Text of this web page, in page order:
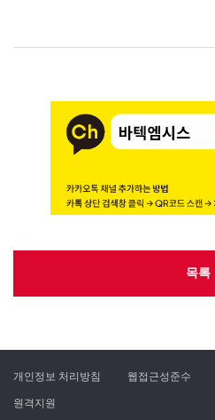
목록
개인정보 처리방침 웹접근성준수
원격지원